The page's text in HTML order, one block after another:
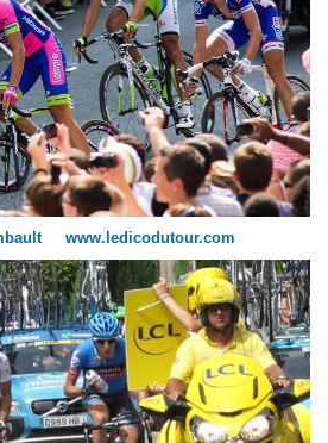
www.ledicodutour.com